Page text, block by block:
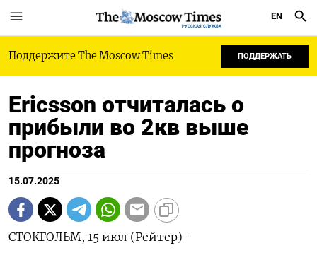
РУССКАЯ СЛУЖБА
EN
Поддержите The Moscow Times ПОДДЕРЖАТЬ
Ericsson отчиталась о
прибыли во 2кв выше
прогноза
15.07.2025
СТОКГОЛЬМ, 15 июл (Рейтер) -